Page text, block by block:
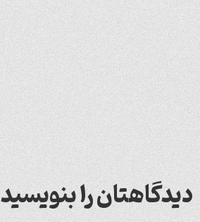
دیدگاهتان را بنویسید